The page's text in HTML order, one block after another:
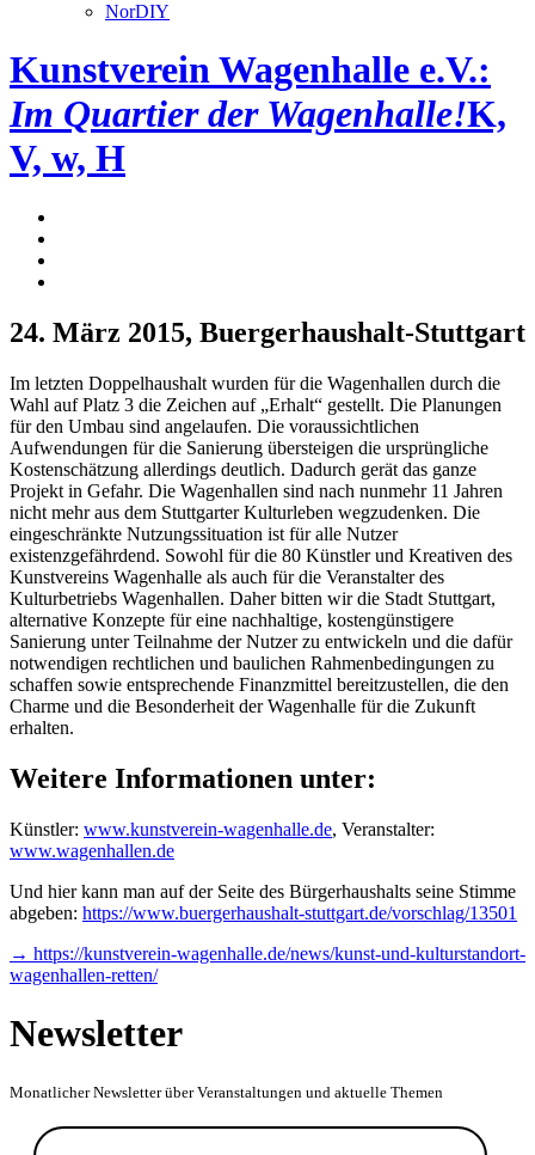
NorDIY
Kunstverein Wagenhalle e.V.:
Im Quartier der Wagenhalle!K,
V, w, H
24. März 2015, Buergerhaushalt-Stuttgart
Im letzten Doppelhaushalt wurden für die Wagenhallen durch die
Wahl auf Platz 3 die Zeichen auf „Erhalt“ gestellt. Die Planungen
für den Umbau sind angelaufen. Die voraussichtlichen
Aufwendungen für die Sanierung übersteigen die ursprüngliche
Kostenschätzung allerdings deutlich. Dadurch gerät das ganze
Projekt in Gefahr. Die Wagenhallen sind nach nunmehr 11 Jahren
nicht mehr aus dem Stuttgarter Kulturleben wegzudenken. Die
eingeschränkte Nutzungssituation ist für alle Nutzer
existenzgefährdend. Sowohl für die 80 Künstler und Kreativen des
Kunstvereins Wagenhalle als auch für die Veranstalter des
Kulturbetriebs Wagenhallen. Daher bitten wir die Stadt Stuttgart,
alternative Konzepte für eine nachhaltige, kostengünstigere
Sanierung unter Teilnahme der Nutzer zu entwickeln und die dafür
notwendigen rechtlichen und baulichen Rahmenbedingungen zu
schaffen sowie entsprechende Finanzmittel bereitzustellen, die den
Charme und die Besonderheit der Wagenhalle für die Zukunft
erhalten.
Weitere Informationen unter:
Künstler: www.kunstverein-wagenhalle.de, Veranstalter:
www.wagenhallen.de
Und hier kann man auf der Seite des Bürgerhaushalts seine Stimme
abgeben: https://www.buergerhaushalt-stuttgart.de/vorschlag/13501
→ https://kunstverein-wagenhalle.de/news/kunst-und-kulturstandort-
wagenhallen-retten/
Newsletter
Monatlicher Newsletter über Veranstaltungen und aktuelle Themen